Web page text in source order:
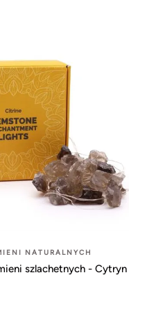
NATURALNYCH
szlachetnych - Cytryn